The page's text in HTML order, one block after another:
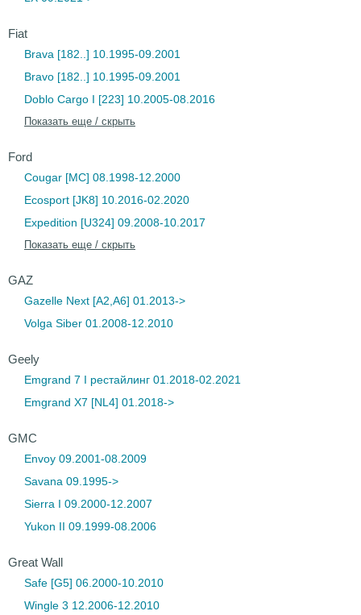
Fiat
Brava [182..] 10.1995-09.2001
Bravo [182..] 10.1995-09.2001
Doblo Cargo I [223] 10.2005-08.2016
Показать еще / скрыть
Ford
Cougar [MC] 08.1998-12.2000
Ecosport [JK8] 10.2016-02.2020
Expedition [U324] 09.2008-10.2017
Показать еще / скрыть
GAZ
Gazelle Next [A2,A6] 01.2013->
Volga Siber 01.2008-12.2010
Geely
Emgrand 7 I рестайлинг 01.2018-02.2021
Emgrand X7 [NL4] 01.2018->
GMC
Envoy 09.2001-08.2009
Savana 09.1995->
Sierra I 09.2000-12.2007
Yukon II 09.1999-08.2006
Great Wall
Safe [G5] 06.2000-10.2010
Wingle 3 12.2006-12.2010